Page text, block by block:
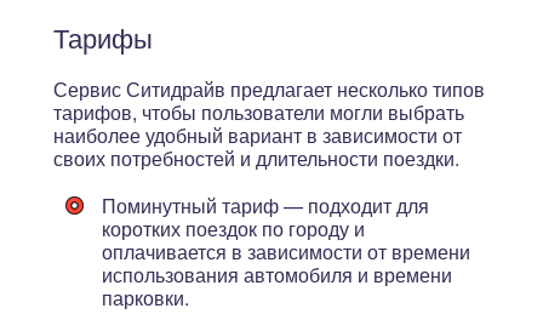
Тарифы
Сервис Ситидрайв предлагает несколько типов
тарифов, чтобы пользователи могли выбрать
наиболее удобный вариант в зависимости от
своих потребностей и длительности поездки.
Поминутный тариф — подходит для
коротких поездок по городу и
оплачивается в зависимости от времени
использования автомобиля и времени
парковки.